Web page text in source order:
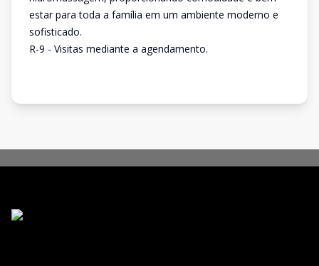
estar para toda a família em um ambiente moderno e
sofisticado.
R-9 - Visitas mediante a agendamento.